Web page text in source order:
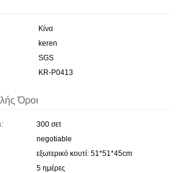
Κίνα
keren
SGS
KR-P0413
Όροι
300 σετ
negotiable
εξωτερικό κουτί: 51*51*45cm
5 ημέρες